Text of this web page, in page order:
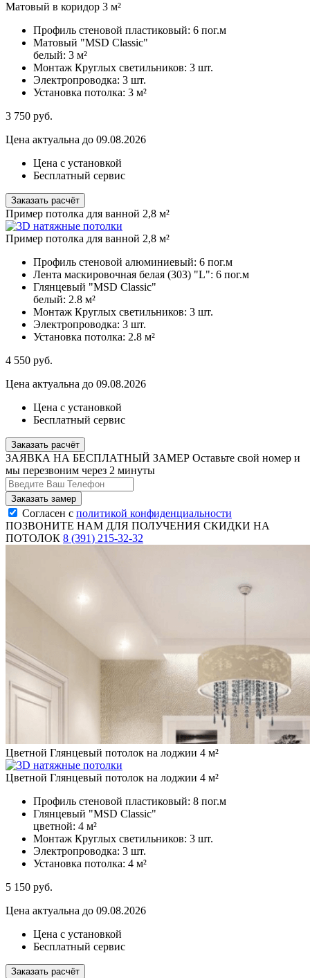
Матовый в коридор 3 м²
Профиль стеновой пластиковый: 6 пог.м
Матовый "MSD Classic"
белый: 3 м²
Монтаж Круглых светильников: 3 шт.
Электропроводка: 3 шт.
Установка потолка: 3 м²
3 750 руб.
Цена актуальна до 09.08.2026
Цена с установкой
Бесплатный сервис
Заказать расчёт
Пример потолка для ванной 2,8 м²
Пример потолка для ванной 2,8 м²
Профиль стеновой алюминиевый: 6 пог.м
Лента маскировочная белая (303) "L": 6 пог.м
Глянцевый "MSD Classic"
белый: 2.8 м²
Монтаж Круглых светильников: 3 шт.
Электропроводка: 3 шт.
Установка потолка: 2.8 м²
4 550 руб.
Цена актуальна до 09.08.2026
Цена с установкой
Бесплатный сервис
Заказать расчёт
ЗАЯВКА НА БЕСПЛАТНЫЙ ЗАМЕР Оставьте свой номер и
мы перезвоним через 2 минуты
Согласен с политикой конфиденциальности
ПОЗВОНИТЕ НАМ ДЛЯ ПОЛУЧЕНИЯ СКИДКИ НА
ПОТОЛОК 8 (391) 215-32-32
Цветной Глянцевый потолок на лоджии 4 м²
Цветной Глянцевый потолок на лоджии 4 м²
Профиль стеновой пластиковый: 8 пог.м
Глянцевый "MSD Classic"
цветной: 4 м²
Монтаж Круглых светильников: 3 шт.
Электропроводка: 3 шт.
Установка потолка: 4 м²
5 150 руб.
Цена актуальна до 09.08.2026
Цена с установкой
Бесплатный сервис
Заказать расчёт